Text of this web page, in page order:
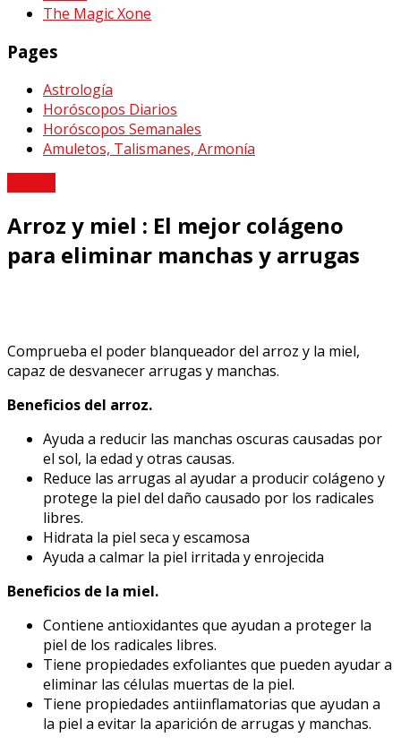
The Magic Xone
Pages
Astrología
Horóscopos Diarios
Horóscopos Semanales
Amuletos, Talismanes, Armonía
Arroz y miel : El mejor colágeno
para eliminar manchas y arrugas
Comprueba el poder blanqueador del arroz y la miel,
capaz de desvanecer arrugas y manchas.
Beneficios del arroz.
Ayuda a reducir las manchas oscuras causadas por
el sol, la edad y otras causas.
Reduce las arrugas al ayudar a producir colágeno y
protege la piel del daño causado por los radicales
libres.
Hidrata la piel seca y escamosa
Ayuda a calmar la piel irritada y enrojecida
Beneficios de la miel.
Contiene antioxidantes que ayudan a proteger la
piel de los radicales libres.
Tiene propiedades exfoliantes que pueden ayudar a
eliminar las células muertas de la piel.
Tiene propiedades antiinflamatorias que ayudan a
la piel a evitar la aparición de arrugas y manchas.